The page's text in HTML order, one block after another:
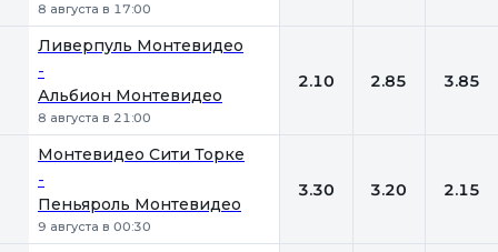
8 августа в 17:00
Ливерпуль Монтевидео
-
Альбион Монтевидео
8 августа в 21:00
2.10 2.85 3.85
Монтевидео Сити Торке
-
Пеньяроль Монтевидео
9 августа в 00:30
3.30 3.20 2.15